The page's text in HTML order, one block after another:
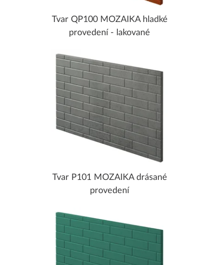
Tvar QP100 MOZAIKA hladké
provedení - lakované
Tvar P101 MOZAIKA drásané
provedení